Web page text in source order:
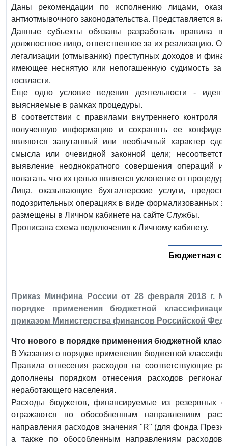
Даны рекомендации по исполнению лицами,
антиотмывочного законодательства. Представляется
Данные субъекты обязаны разработать правила
должностное лицо, ответственное за их реализацию.
легализации (отмыванию) преступных доходов и
имеющее неснятую или непогашенную судимость за
госвласти.
Еще одно условие ведения деятельности -
выясняемые в рамках процедуры.
В соответствии с правилами внутреннего контроля
полученную информацию и сохранять ее
являются запутанный или необычный характер
смысла или очевидной законной цели;
выявление неоднократного совершения операций
полагать, что их целью является уклонение от процедур
Лица, оказывающие бухгалтерские услуги,
подозрительных операциях в виде формализованных
размещены в Личном кабинете на сайте Службы.
Прописана схема подключения к Личному кабинету.
Бюджетная
Приказ Минфина России от 28 февраля 2018 г.
порядке применения бюджетной
приказом Министерства финансов Российской
Что нового в порядке применения бюджетной
В Указания о порядке применения бюджетной
Правила отнесения расходов на соответствующие
дополнены порядком отнесения расходов
неработающего населения.
Расходы бюджетов, финансируемые из резервных
отражаются по обособленным направлениям
направления расходов значения "R" (для фонда
а также по обособленным направлениям